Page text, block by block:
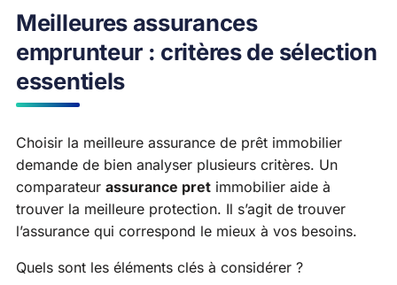
Meilleures assurances
emprunteur : critères de sélection
essentiels
Choisir la meilleure assurance de prêt immobilier
demande de bien analyser plusieurs critères. Un
comparateur assurance pret immobilier aide à
trouver la meilleure protection. Il s’agit de trouver
l’assurance qui correspond le mieux à vos besoins.
Quels sont les éléments clés à considérer ?